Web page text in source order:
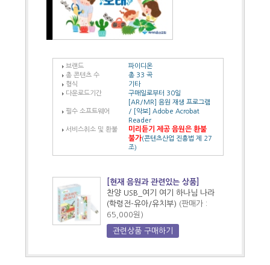
브랜드
파이디온
총 콘텐츠 수
총 33 곡
형식
기타
다운로드기간
구매일로부터 30일
필수 소프트웨어
[AR/MR] 음원 재생 프로그램
/ [악보] Adobe Acrobat
Reader
서비스취소 및 환불
미리듣기 제공 음원은 환불
불가(콘텐츠산업 진흥법 제 27
조)
[현재 음원과 관련있는 상품]
찬양 USB_여기 여기 하나님 나라
(학령전-유아/유치부) (판매가 :
65,000원)
관련상품 구매하기